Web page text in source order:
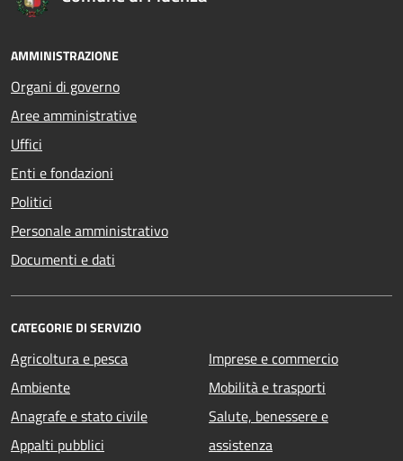
AMMINISTRAZIONE
Organi di governo
Aree amministrative
Uffici
Enti e fondazioni
Politici
Personale amministrativo
Documenti e dati
CATEGORIE DI SERVIZIO
Agricoltura e pesca
Ambiente
Anagrafe e stato civile
Appalti pubblici
Imprese e commercio
Mobilità e trasporti
Salute, benessere e
assistenza